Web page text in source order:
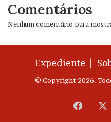
Comentários
Nenhum comentário para
Expediente |
© Copyright 2026,